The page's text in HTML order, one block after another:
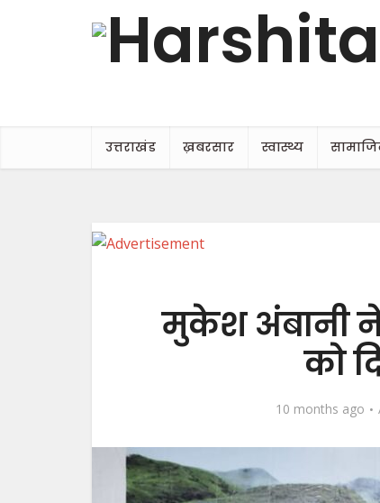
उत्तराखंड ख़बरसार स्वास्थ्य
मुकेश अंबानी ने
को
10 months ago